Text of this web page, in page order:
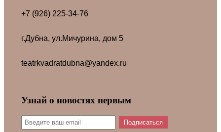
+7 (926) 225-34-76
г.Дубна, ул.Мичурина, дом 5
teatrkvadratdubna@yandex.ru
Узнай о новостях первым
Подписаться